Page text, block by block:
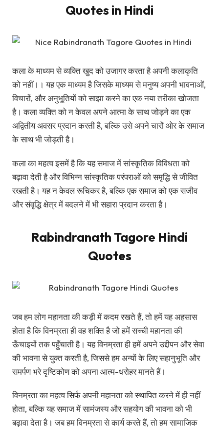
Quotes in Hindi
कला के माध्यम से व्यक्ति खुद को उजागर करता है अपनी कलाकृति
को नहीं।। यह एक माध्यम है जिसके माध्यम से मनुष्य अपनी भावनाओं,
विचारों, और अनुभूतियों को साझा करने का एक नया तरीका खोजता
है। कला व्यक्ति को न केवल अपने आत्मा के साथ जोड़ने का एक
अद्वितीय अवसर प्रदान करती है, बल्कि उसे अपने चारों ओर के समाज
के साथ भी जोड़ती है।
कला का महत्व इसमें है कि यह समाज में सांस्कृतिक विविधता को
बढ़ावा देती है और विभिन्न सांस्कृतिक परंपराओं को समृद्धि से जीवित
रखती है। यह न केवल रूचिकर है, बल्कि एक समाज को एक सजीव
और संवृद्धि क्षेत्र में बदलने में भी सहारा प्रदान करता है।
Rabindranath Tagore Hindi
Quotes
जब हम लोग महानता की कड़ी में कदम रखते हैं, तो हमें यह अहसास
होता है कि विनम्रता ही वह शक्ति है जो हमें सच्ची महानता की
ऊँचाइयों तक पहुँचाती है। यह विनम्रता ही हमें अपने उद्दीपन और सेवा
की भावना से युक्त करती है, जिससे हम अन्यों के लिए सहानुभूति और
समर्पण भरे दृष्टिकोण को अपना आत्म-धरोहर मानते हैं।
विनम्रता का महत्व सिर्फ अपनी महानता को स्थापित करने में ही नहीं
होता, बल्कि यह समाज में सामंजस्य और सहयोग की भावना को भी
बढ़ावा देता है। जब हम विनम्रता से कार्य करते हैं, तो हम सामाजिक